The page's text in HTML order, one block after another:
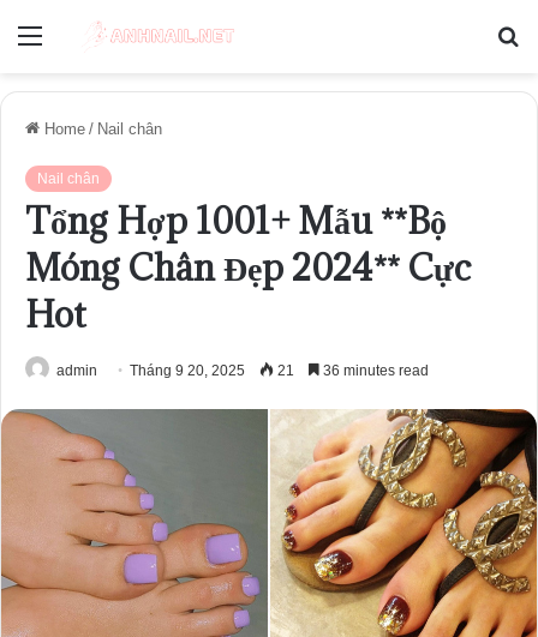
Menu
Home / Nail chân
Nail chân
Tổng Hợp 1001+ Mẫu **Bộ
Móng Chân Đẹp 2024** Cực
Hot
admin Tháng 9 20, 2025 21 36 minutes read